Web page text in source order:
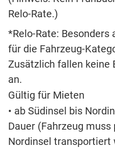
Relo-Rate.)
*Relo-Rate:
für die Fahrzeug-
Zusätzlich fallen keine
an.
Gültig für Mieten
• ab Südinsel bis
Dauer (Fahrzeug muss
Nordinsel transportiert